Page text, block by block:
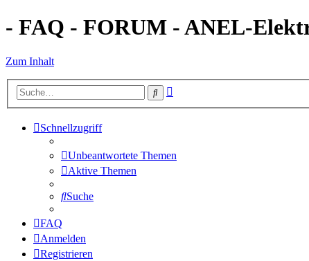
- FAQ - FORUM - ANEL-
Zum Inhalt
Suche
Schnellzugriff
Unbeantwortete Themen
Aktive Themen
Suche
FAQ
Anmelden
Registrieren